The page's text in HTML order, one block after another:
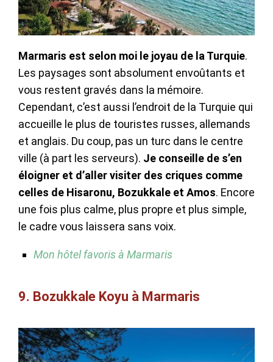
Marmaris est selon moi le joyau de la Turquie.
Les paysages sont absolument envoûtants et
vous restent gravés dans la mémoire.
Cependant, c’est aussi l’endroit de la Turquie qui
accueille le plus de touristes russes, allemands
et anglais. Du coup, pas un turc dans le centre
ville (à part les serveurs). Je conseille de s’en
éloigner et d’aller visiter des criques comme
celles de Hisaronu, Bozukkale et Amos. Encore
une fois plus calme, plus propre et plus simple,
le cadre vous laissera sans voix.
Mon hôtel favoris à Marmaris
9. Bozukkale Koyu à Marmaris